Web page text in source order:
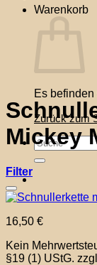
Warenkorb
Es
Zurück zum
Suche
nach:
Mickey
Filter
16,50 €
Kein
§19 (1) UStG.